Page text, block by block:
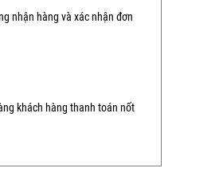
nhận hàng và xác nhận đơn
khách hàng thanh toán nốt